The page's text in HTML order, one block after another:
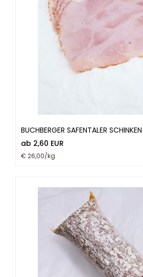
BUCHBERGER SAFENTALER
ab 2,60 EUR
€ 26,00/kg